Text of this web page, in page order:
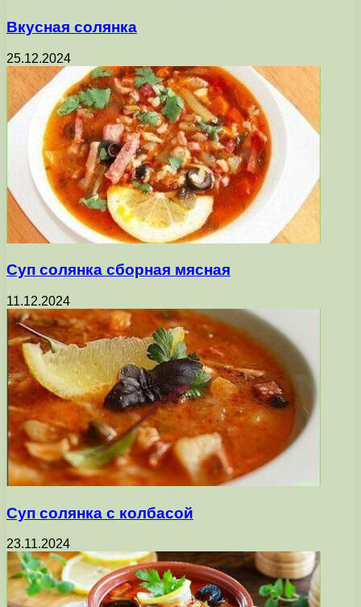
Вкусная солянка
25.12.2024
Суп солянка сборная мясная
11.12.2024
Суп солянка с колбасой
23.11.2024